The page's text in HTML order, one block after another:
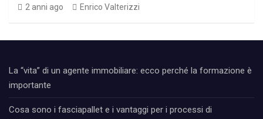
2 anni ago Enrico Valterizzi
La “vita” di un agente immobiliare: ecco perché la formazione è
importante
Cosa sono i fasciapallet e i vantaggi per i processi di